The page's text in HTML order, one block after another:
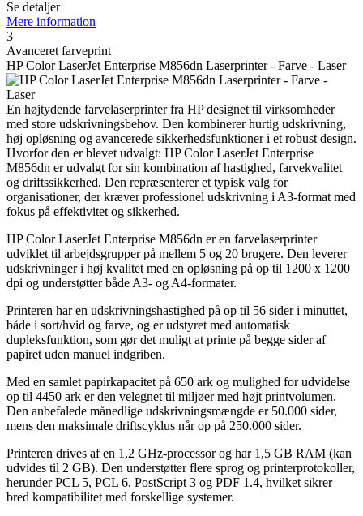
Se detaljer
Mere information
3
Avanceret farveprint
HP Color LaserJet Enterprise M856dn Laserprinter - Farve - Laser
En højtydende farvelaserprinter fra HP designet til virksomheder
med store udskrivningsbehov. Den kombinerer hurtig udskrivning,
høj opløsning og avancerede sikkerhedsfunktioner i et robust design.
Hvorfor den er blevet udvalgt: HP Color LaserJet Enterprise
M856dn er udvalgt for sin kombination af hastighed, farvekvalitet
og driftssikkerhed. Den repræsenterer et typisk valg for
organisationer, der kræver professionel udskrivning i A3-format med
fokus på effektivitet og sikkerhed.
HP Color LaserJet Enterprise M856dn er en farvelaserprinter
udviklet til arbejdsgrupper på mellem 5 og 20 brugere. Den leverer
udskrivninger i høj kvalitet med en opløsning på op til 1200 x 1200
dpi og understøtter både A3- og A4-formater.
Printeren har en udskrivningshastighed på op til 56 sider i minuttet,
både i sort/hvid og farve, og er udstyret med automatisk
dupleksfunktion, som gør det muligt at printe på begge sider af
papiret uden manuel indgriben.
Med en samlet papirkapacitet på 650 ark og mulighed for udvidelse
op til 4450 ark er den velegnet til miljøer med højt printvolumen.
Den anbefalede månedlige udskrivningsmængde er 50.000 sider,
mens den maksimale driftscyklus når op på 250.000 sider.
Printeren drives af en 1,2 GHz-processor og har 1,5 GB RAM (kan
udvides til 2 GB). Den understøtter flere sprog og printerprotokoller,
herunder PCL 5, PCL 6, PostScript 3 og PDF 1.4, hvilket sikrer
bred kompatibilitet med forskellige systemer.